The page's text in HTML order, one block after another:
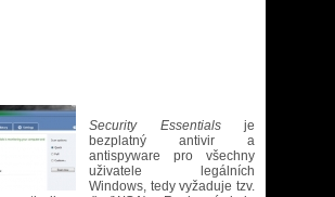
Security Essentialsje
bezplatný antivir a
antispyware pro všechny
uživatele legálních
Windows, tedy vyžaduje tzv.